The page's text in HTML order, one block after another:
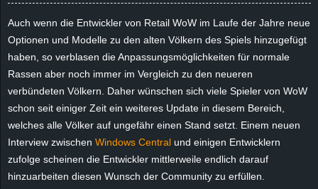
Auch wenn die Entwickler von Retail WoW im Laufe der Jahre neue
Optionen und Modelle zu den alten Völkern des Spiels hinzugefügt
haben, so verblasen die Anpassungsmöglichkeiten für normale
Rassen aber noch immer im Vergleich zu den neueren
verbündeten Völkern. Daher wünschen sich viele Spieler von WoW
schon seit einiger Zeit ein weiteres Update in diesem Bereich,
welches alle Völker auf ungefähr einen Stand setzt. Einem neuen
Interview zwischen Windows Central und einigen Entwicklern
zufolge scheinen die Entwickler mittlerweile endlich darauf
hinzuarbeiten diesen Wunsch der Community zu erfüllen.